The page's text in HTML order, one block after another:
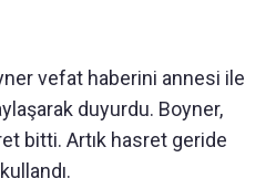
vefat haberini annesi ile
duyurdu. Boyner,
bitti. Artık hasret geride